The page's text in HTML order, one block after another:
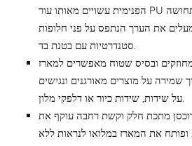
הפנימית עשויים מאותו עור PU מוטבע, היוצרים מראה ותחושה
את הערך הנתפס על פני חלופות
סטנדרטיות עם בטנת בד.
ובסיס שטוח מאפשרים למארז
שמירה על מוצרים מאורגנים ונגישים
על שידות, שידות כיור או דלפקי מלון.
מתכת חלק וקשת רחבה עוקף את
ופותח את המארז במלואו לנראות ללא